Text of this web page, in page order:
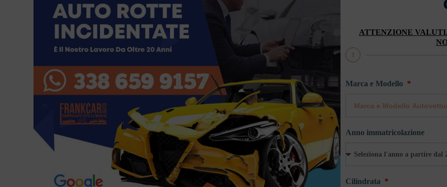
ATTENZIONE
1
Marca e Modello
Anno immatricolazione
Cilindrata